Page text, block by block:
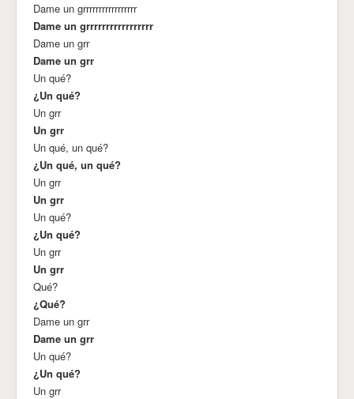
Dame un grrrrrrrrrrrrrrrrr
Dame un grrrrrrrrrrrrrrrrr
Dame un grr
Dame un grr
Un qué?
¿Un qué?
Un grr
Un grr
Un qué, un qué?
¿Un qué, un qué?
Un grr
Un grr
Un qué?
¿Un qué?
Un grr
Un grr
Qué?
¿Qué?
Dame un grr
Dame un grr
Un qué?
¿Un qué?
Un grr